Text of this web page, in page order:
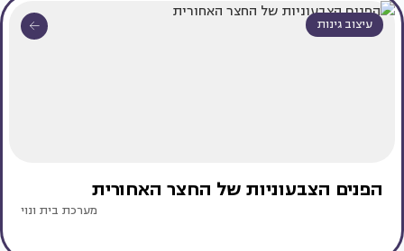
עיצוב גינות
הפנים הצבעוניות של החצר האחורית
מערכת בית ונוי